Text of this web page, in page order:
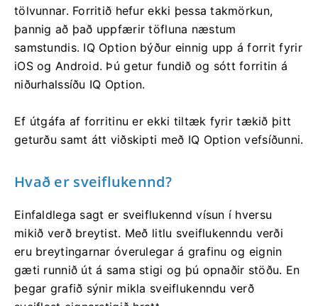
tölvunnar. Forritið hefur ekki þessa takmörkun,
þannig að það uppfærir töfluna næstum
samstundis. IQ Option býður einnig upp á forrit fyrir
iOS og Android. Þú getur fundið og sótt forritin á
niðurhalssíðu IQ Option.
Ef útgáfa af forritinu er ekki tiltæk fyrir tækið þitt
geturðu samt átt viðskipti með IQ Option vefsíðunni.
Hvað er sveiflukennd?
Einfaldlega sagt er sveiflukennd vísun í hversu
mikið verð breytist. Með litlu sveiflukenndu verði
eru breytingarnar óverulegar á grafinu og eignin
gæti runnið út á sama stigi og þú opnaðir stöðu. En
þegar grafið sýnir mikla sveiflukenndu verð